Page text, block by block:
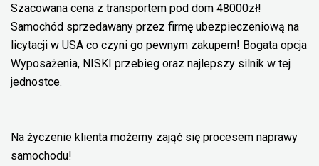
Szacowana cena z transportem pod dom 48000zł!
Samochód sprzedawany przez firmę ubezpieczeniową na
licytacji w USA co czyni go pewnym zakupem! Bogata opcja
Wyposażenia, NISKI przebieg oraz najlepszy silnik w tej
jednostce.
Na życzenie klienta możemy zająć się procesem naprawy
samochodu!